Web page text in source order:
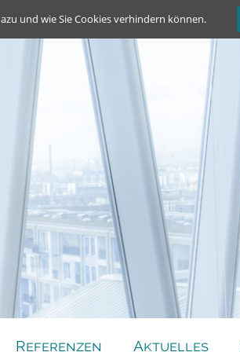
Referenzen Aktuelles
und wie Sie Cookies verhindern können.